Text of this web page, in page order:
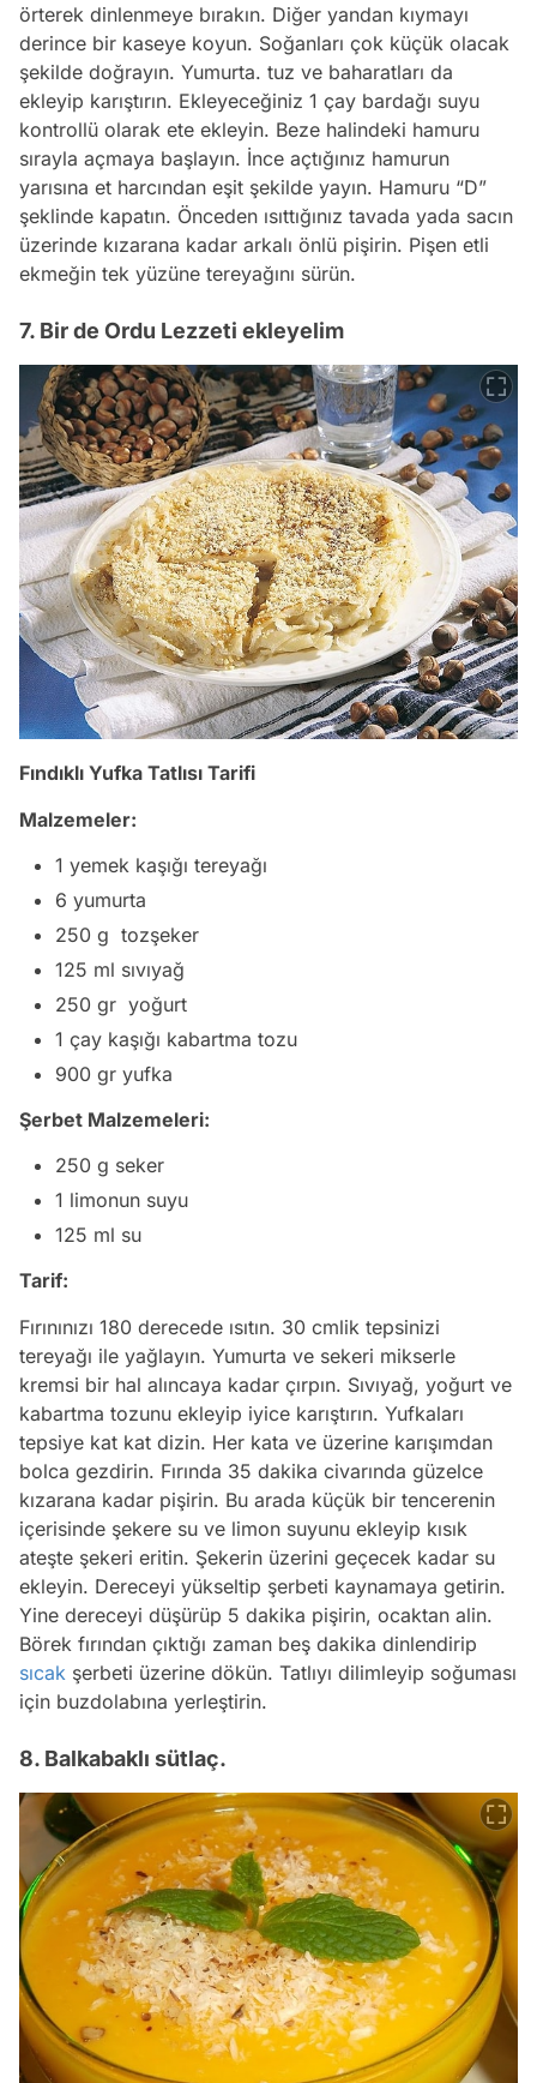
örterek dinlenmeye bırakın. Diğer yandan kıymayı
derince bir kaseye koyun. Soğanları çok küçük olacak
şekilde doğrayın. Yumurta. tuz ve baharatları da
ekleyip karıştırın. Ekleyeceğiniz 1 çay bardağı suyu
kontrollü olarak ete ekleyin. Beze halindeki hamuru
sırayla açmaya başlayın. İnce açtığınız hamurun
yarısına et harcından eşit şekilde yayın. Hamuru “D”
şeklinde kapatın. Önceden ısıttığınız tavada yada sacın
üzerinde kızarana kadar arkalı önlü pişirin. Pişen etli
ekmeğin tek yüzüne tereyağını sürün.
7. Bir de Ordu Lezzeti ekleyelim
Fındıklı Yufka Tatlısı Tarifi
Malzemeler:
1 yemek kaşığı tereyağı
6 yumurta
250 g tozşeker
125 ml sıvıyağ
250 gr yoğurt
1 çay kaşığı kabartma tozu
900 gr yufka
Şerbet Malzemeleri:
250 g seker
1 limonun suyu
125 ml su
Tarif:
Fırınınızı 180 derecede ısıtın. 30 cmlik tepsinizi
tereyağı ile yağlayın. Yumurta ve sekeri mikserle
kremsi bir hal alıncaya kadar çırpın. Sıvıyağ, yoğurt ve
kabartma tozunu ekleyip iyice karıştırın. Yufkaları
tepsiye kat kat dizin. Her kata ve üzerine karışımdan
bolca gezdirin. Fırında 35 dakika civarında güzelce
kızarana kadar pişirin. Bu arada küçük bir tencerenin
içerisinde şekere su ve limon suyunu ekleyip kısık
ateşte şekeri eritin. Şekerin üzerini geçecek kadar su
ekleyin. Dereceyi yükseltip şerbeti kaynamaya getirin.
Yine dereceyi düşürüp 5 dakika pişirin, ocaktan alin.
Börek fırından çıktığı zaman beş dakika dinlendirip
sıcak şerbeti üzerine dökün. Tatlıyı dilimleyip soğuması
için buzdolabına yerleştirin.
8. Balkabaklı sütlaç.